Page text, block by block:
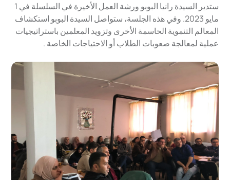
ستدير السيدة رانيا البوبو ورشة العمل الأخيرة في السلسلة في 1
مايو 2023. وفي هذه الجلسة، ستواصل السيدة البوبو استكشاف
المعالم التنموية الحاسمة الأخرى وتزويد المعلمين باستراتيجيات
عملية لمعالجة صعوبات الطلاب أو الاحتياجات الخاصة .